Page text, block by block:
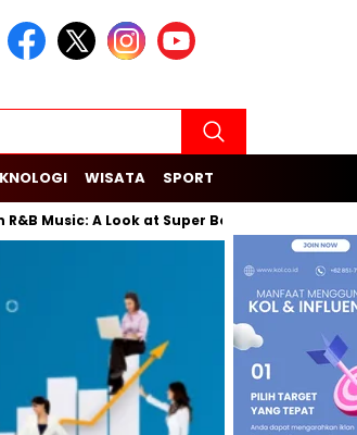
WISATA SPORT
Music: A Look at Super Bowl Performances,